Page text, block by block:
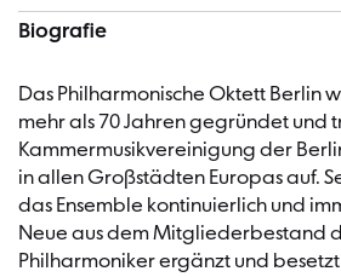
Biografie
Das Philharmonische Oktett Berlin
mehr als 70 Jahren gegründet und
Kammermusikvereinigung der
in allen Großstädten Europas auf.
das Ensemble kontinuierlich und
Neue aus dem Mitgliederbestand
Philharmoniker ergänzt und